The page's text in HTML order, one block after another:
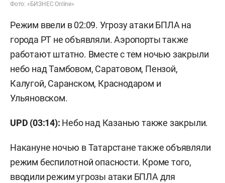
Фото: «БИЗНЕС Online»
Режим ввели в 02:09. Угрозу атаки БПЛА на
города РТ не объявляли. Аэропорты также
работают штатно. Вместе с тем ночью закрыли
небо над Тамбовом, Саратовом, Пензой,
Калугой, Саранском, Краснодаром и
Ульяновском.
UPD (03:14): Небо над Казанью также закрыли.
Накануне ночью в Татарстане также объявляли
режим беспилотной опасности. Кроме того,
вводили режим угрозы атаки БПЛА для